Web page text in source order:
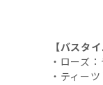
【バスタ
・ローズ
・ティー